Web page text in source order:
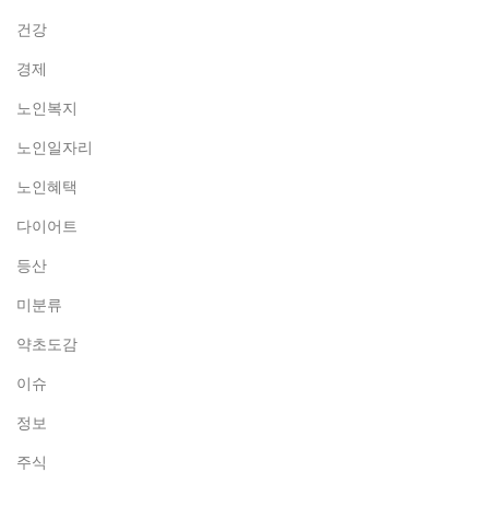
건강
경제
노인복지
노인일자리
노인혜택
다이어트
등산
미분류
약초도감
이슈
정보
주식